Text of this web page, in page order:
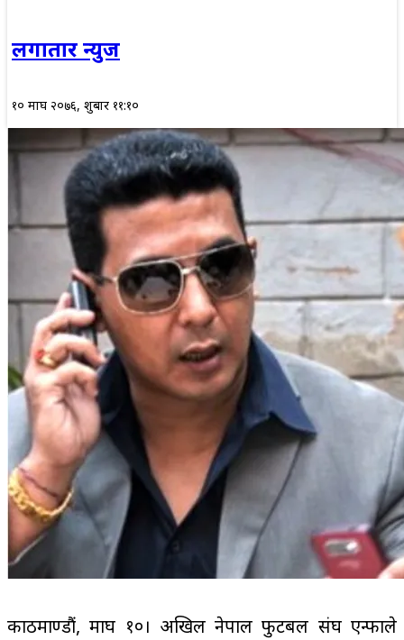
लगातार न्युज
१० माघ २०७६, शुक्रबार ११:१०
काठमाण्डौं, माघ १०। अखिल नेपाल फुटबल संघ एन्फाले